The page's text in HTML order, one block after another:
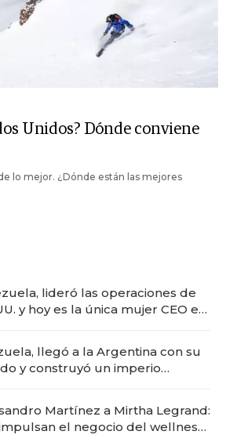
Unidos? Dónde conviene
lo mejor. ¿Dónde están las mejores
lideró las operaciones de
y hoy es la única mujer CEO en
llegó a la Argentina con su
y construyó un imperio
Martínez a Mirtha Legrand:
el negocio del wellness